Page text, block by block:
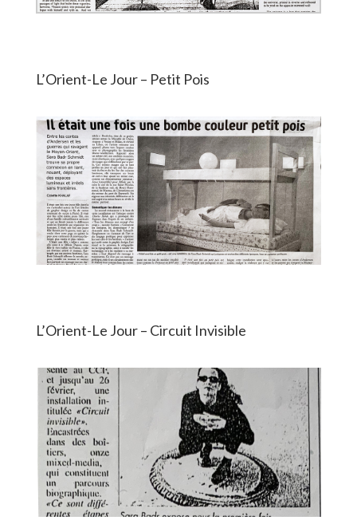
L’Orient-Le Jour – Petit Pois
L’Orient-Le Jour – Circuit Invisible